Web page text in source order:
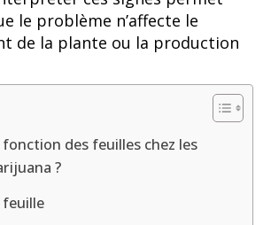
le problème n’affecte le
de la plante ou la production
des feuilles chez les
?
feuille